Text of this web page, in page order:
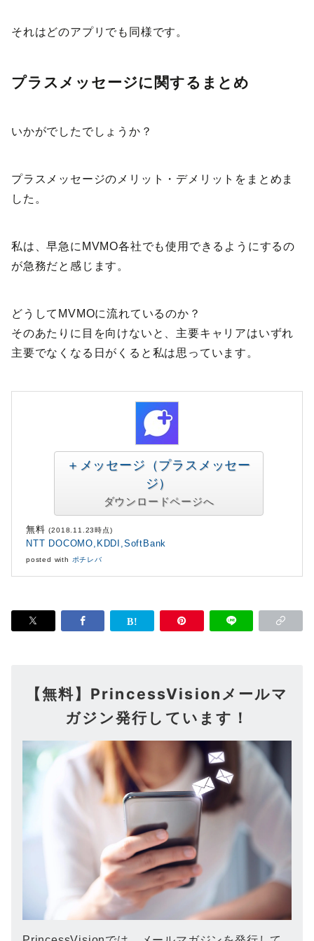
それはどのアプリでも同様です。
プラスメッセージに関するまとめ
いかがでしたでしょうか？
プラスメッセージのメリット・デメリットをまとめま
した。
私は、早急にMVMO各社でも使用できるようにするの
が急務だと感じます。
どうしてMVMOに流れているのか？
そのあたりに目を向けないと、主要キャリアはいずれ
主要でなくなる日がくると私は思っています。
＋メッセージ（プラスメッセー
ジ）
無料 (2018.11.23時点)
NTT DOCOMO,KDDI,SoftBank
posted with ポチレバ
【無料】PrincessVisionメールマ
ガジン発行しています！